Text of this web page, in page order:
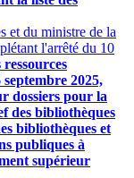
et du ministre de la
l'arrêté du 10
2025,
dossiers pour la
des bibliothèques
bibliothèques et
publiques à
supérieur